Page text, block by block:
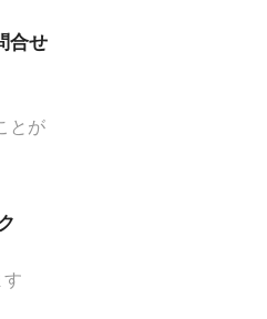
ボール
ール「おぼんこ
歴：1991年から31年目 タ
年から21年目
合せ
とが
す